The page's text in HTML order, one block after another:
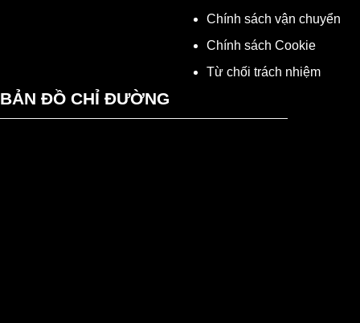
Chính sách vận chuyển
Chính sách Cookie
Từ chối trách nhiệm
BẢN ĐỒ CHỈ ĐƯỜNG